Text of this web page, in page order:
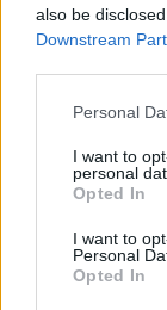
also be
Downstream
Personal
I want to
personal
Opted In
I want to
Personal
Opted In
Marruecos.
SOBRE EL
Institución de
interacción
para avanzar
trinomio: